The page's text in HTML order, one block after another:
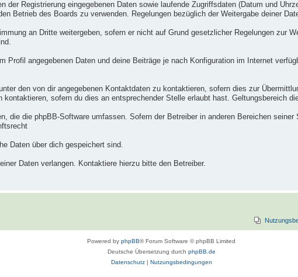
der Registrierung eingegebenen Daten sowie laufende Zugriffsdaten (Datum und
Betrieb des Boards zu verwenden. Regelungen bezüglich der Weitergabe deiner
an Dritte weitergeben, sofern er nicht auf Grund gesetzlicher Regelungen zur
Profil angegebenen Daten und deine Beiträge je nach Konfiguration im Internet
den von dir angegebenen Kontaktdaten zu kontaktieren, sofern dies zur
kontaktieren, sofern du dies an entsprechender Stelle erlaubt hast. Geltungsbereich
die die phpBB-Software umfassen. Sofern der Betreiber in anderen Bereichen
Daten über dich gespeichert sind.
Daten verlangen. Kontaktiere hierzu bitte den Betreiber.
Powered by phpBB® Forum Software © phpBB Limited
Deutsche Übersetzung durch phpBB.de
Datenschutz| Nutzungsbedingungen